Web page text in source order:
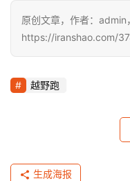
原创文章，作者：admin
https://iranshao.com/
越野跑
生成海报